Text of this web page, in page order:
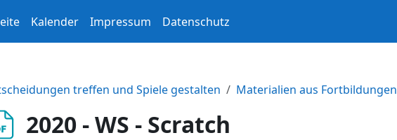
Kalender Impressum Datenschutz
treffen und Spiele gestalten Materialien aus Fortbildungen
2020 - WS - Scratch